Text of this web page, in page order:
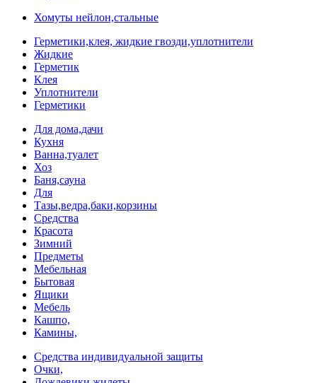
Хомуты нейлон,стальные
Герметики,клея, жидкие гвозди,уплотнители
Жидкие
Герметик
Клея
Уплотнители
Герметики
Для дома,дачи
Кухня
Ванна,туалет
Хоз
Баня,сауна
Для
Тазы,ведра,баки,корзины
Средства
Красота
Зимний
Предметы
Мебельная
Бытовая
Ящики
Мебель
Кашпо,
Камины,
Средства индивидуальной защиты
Очки,